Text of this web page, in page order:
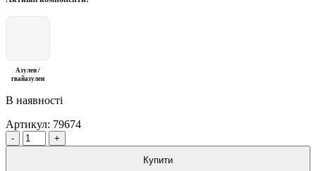
Азулен /
гвайазулен
В наявності
Артикул: 79674
Quantity
Купити